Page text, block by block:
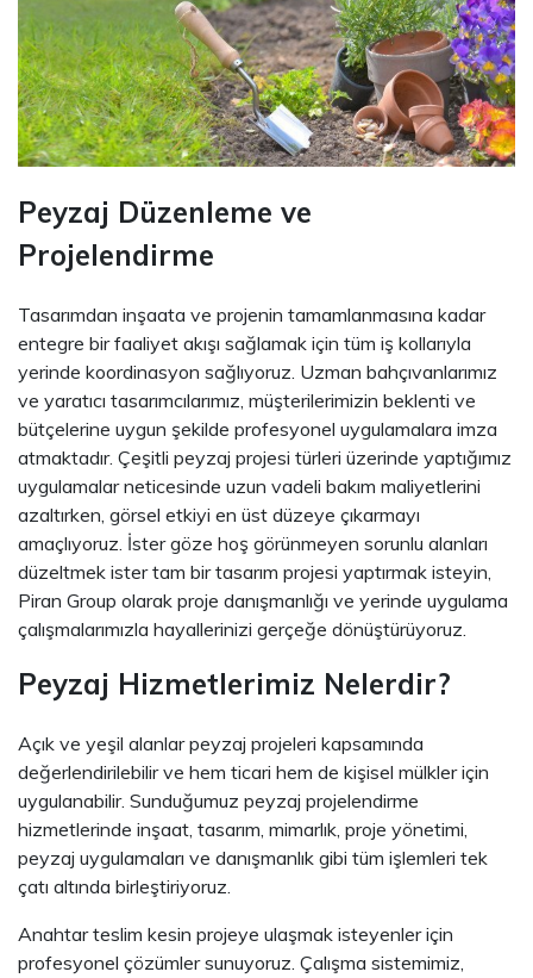
Peyzaj Düzenleme ve
Projelendirme
Tasarımdan inşaata ve projenin tamamlanmasına kadar
entegre bir faaliyet akışı sağlamak için tüm iş kollarıyla
yerinde koordinasyon sağlıyoruz. Uzman bahçıvanlarımız
ve yaratıcı tasarımcılarımız, müşterilerimizin beklenti ve
bütçelerine uygun şekilde profesyonel uygulamalara imza
atmaktadır. Çeşitli peyzaj projesi türleri üzerinde yaptığımız
uygulamalar neticesinde uzun vadeli bakım maliyetlerini
azaltırken, görsel etkiyi en üst düzeye çıkarmayı
amaçlıyoruz. İster göze hoş görünmeyen sorunlu alanları
düzeltmek ister tam bir tasarım projesi yaptırmak isteyin,
Piran Group olarak proje danışmanlığı ve yerinde uygulama
çalışmalarımızla hayallerinizi gerçeğe dönüştürüyoruz.
Peyzaj Hizmetlerimiz Nelerdir?
Açık ve yeşil alanlar peyzaj projeleri kapsamında
değerlendirilebilir ve hem ticari hem de kişisel mülkler için
uygulanabilir. Sunduğumuz peyzaj projelendirme
hizmetlerinde inşaat, tasarım, mimarlık, proje yönetimi,
peyzaj uygulamaları ve danışmanlık gibi tüm işlemleri tek
çatı altında birleştiriyoruz.
Anahtar teslim kesin projeye ulaşmak isteyenler için
profesyonel çözümler sunuyoruz. Çalışma sistemimiz,